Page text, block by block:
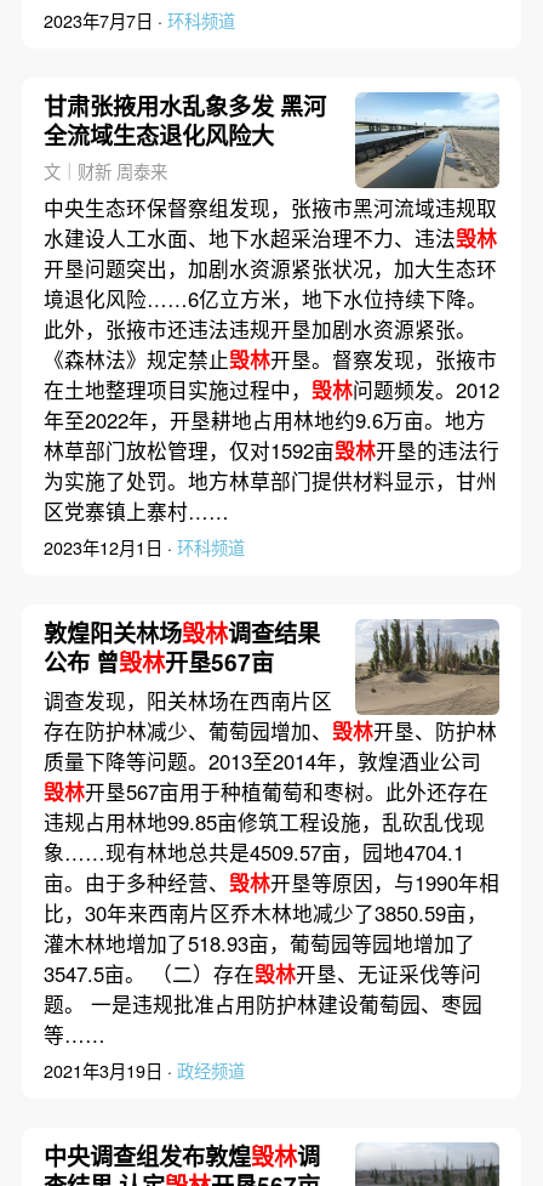
2023年7月7日 · 环科频道
甘肃张掖用水乱象多发 黑河
全流域生态退化风险大
文｜财新 周泰来
中央生态环保督察组发现，张掖市黑河流域违规取
水建设人工水面、地下水超采治理不力、违法毁林
开垦问题突出，加剧水资源紧张状况，加大生态环
境退化风险……6亿立方米，地下水位持续下降。
此外，张掖市还违法违规开垦加剧水资源紧张。
《森林法》规定禁止毁林开垦。督察发现，张掖市
在土地整理项目实施过程中， 毁林问题频发。2012
年至2022年，开垦耕地占用林地约9.6万亩。地方
林草部门放松管理，仅对1592亩毁林开垦的违法行
为实施了处罚。地方林草部门提供材料显示，甘州
区党寨镇上寨村……
2023年12月1日 · 环科频道
敦煌阳关林场毁林调查结果
公布 曾毁林开垦567亩
调查发现，阳关林场在西南片区
存在防护林减少、葡萄园增加、 毁林开垦、防护林
质量下降等问题。2013至2014年，敦煌酒业公司
毁林开垦567亩用于种植葡萄和枣树。此外还存在
违规占用林地99.85亩修筑工程设施，乱砍乱伐现
象……现有林地总共是4509.57亩，园地4704.1
亩。由于多种经营、 毁林开垦等原因，与1990年相
比，30年来西南片区乔木林地减少了3850.59亩，
灌木林地增加了518.93亩，葡萄园等园地增加了
3547.5亩。 （二）存在毁林开垦、无证采伐等问
题。 一是违规批准占用防护林建设葡萄园、枣园
等……
2021年3月19日 · 政经频道
中央调查组发布敦煌毁林调